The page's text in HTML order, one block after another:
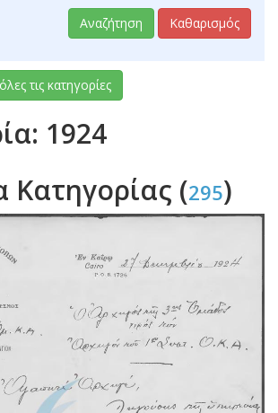
Αναζήτηση Καθαρισμός
τις κατηγορίες
1924
Κατηγορίας (295)